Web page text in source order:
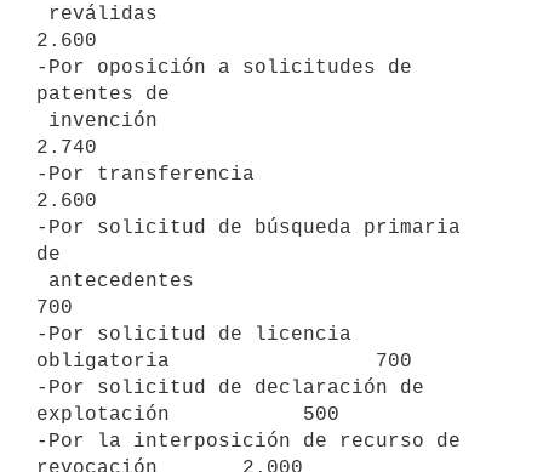
2.600
-Por oposición a solicitudes de
patentes de
2.740
-Por transferencia
2.600
-Por solicitud de búsqueda primaria
de
700
-Por solicitud de licencia
obligatoria                 700
-Por solicitud de declaración de
explotación           500
-Por la interposición de recurso de